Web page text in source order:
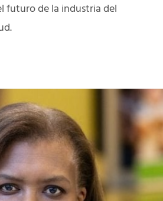
futuro de la industria del